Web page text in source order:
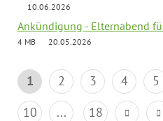
10.06.2026
Ankündigung - Elternabend
4 MB
20.05.2026
1 2 3 4 5
10
... 18